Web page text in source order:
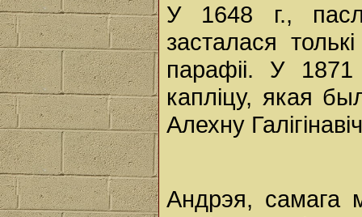
У 1648 г.,
засталася
парафіі. У 1871
капліцу, якая
Алехну
Андрэя, самага